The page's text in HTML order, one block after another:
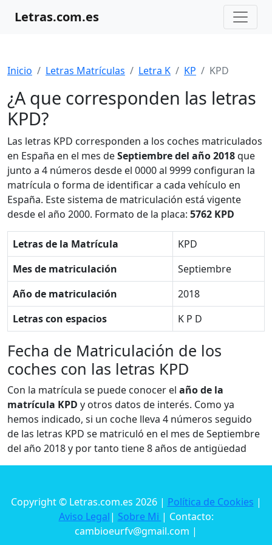
Letras.com.es
Inicio Letras Matrículas Letra K KP KPD
¿A que corresponden las letras
KPD?
Las letras KPD corresponden a los coches matriculados
en España en el mes deSeptiembre del año 2018que
junto a 4 números desde el 0000 al 9999 configuran la
matrícula o forma de identificar a cada vehículo en
España. Este sistema de matriculación está vigente
desde el año 2000. Formato de la placa: 5762 KPD
Letras de la Matrícula
KPD
Mes de matriculación
Septiembre
Año de matriculación
2018
Letras con espacios
K P D
Fecha de Matriculación de los
coches con las letras KPD
Con la matrícula se puede conocer el año de la
matrícula KPD y otros datos de interés. Como ya
hemos indicado, si un coche lleva 4 números seguido
de las letras KPD se matriculó en el mes de Septiembre
del año 2018 y por tanto tiene 8 años de antigüedad
Copyright © Letras.com.es 2026 | Política de Cookies |
Aviso Legal| Sobre Mi | Contacto:
cambioeurfv@gmail.com |